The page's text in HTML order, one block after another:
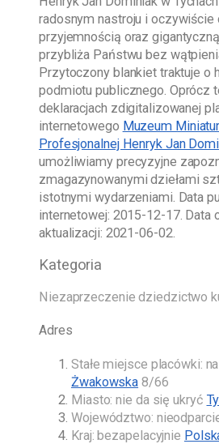
radosnym nastroju i oczywiście
przyjemnością oraz
przybliża Państwu bez
Przytoczony blankiet traktuje o
podmiotu publicznego. Oprócz
deklaracjach zdigitalizowanej
internetowego Muzeum
Profesjonalnej Henryk Jan
umożliwiamy precyzyjne
zmagazynowanymi dziełami
istotnymi wydarzeniami. Data
internetowej: 2015-12-17. Data
aktualizacji: 2021-06-02
Kategoria
Niezaprzeczenie dziedzictwo
Adres
Stałe miejsce placówki:
Żwakowska 8/66
Miasto: nie da się ukryć
Województwo:
Kraj: bezapelacyjnie